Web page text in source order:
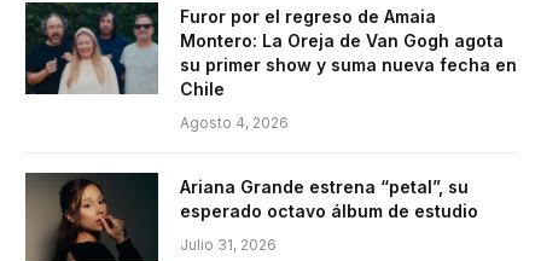
Furor por el regreso de Amaia
Montero: La Oreja de Van Gogh agota
su primer show y suma nueva fecha en
Chile
Agosto 4, 2026
Ariana Grande estrena “petal”, su
esperado octavo álbum de estudio
Julio 31, 2026